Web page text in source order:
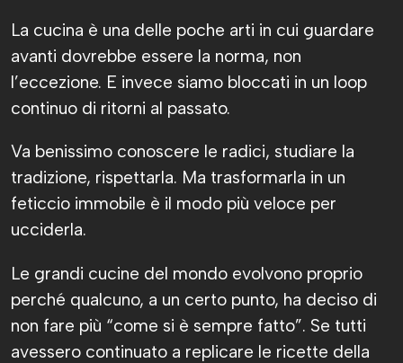
La cucina è una delle poche arti in cui guardare
avanti dovrebbe essere la norma, non
l’eccezione. E invece siamo bloccati in un loop
continuo di ritorni al passato.
Va benissimo conoscere le radici, studiare la
tradizione, rispettarla. Ma trasformarla in un
feticcio immobile è il modo più veloce per
ucciderla.
Le grandi cucine del mondo evolvono proprio
perché qualcuno, a un certo punto, ha deciso di
non fare più “come si è sempre fatto”. Se tutti
avessero continuato a replicare le ricette della